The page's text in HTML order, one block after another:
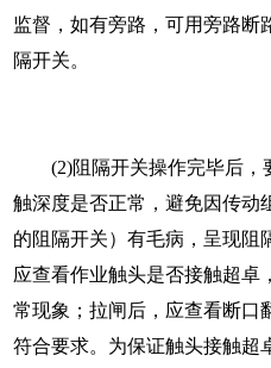
监督，如有旁路，可用旁路断
隔开关。
(2)阻隔开关操作完毕后，
触深度是否正常，避免因传动
的阻隔开关）有毛病，呈现阻
应查看作业触头是否接触超卓
常现象；拉闸后，应查看断口
符合要求。为保证触头接触超